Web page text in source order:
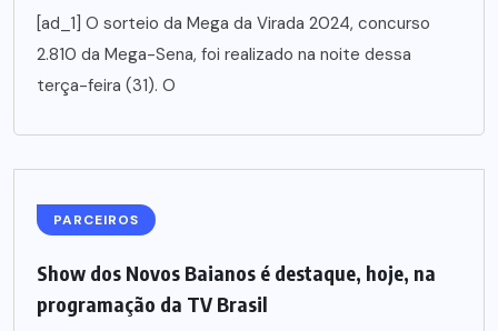
[ad_1] O sorteio da Mega da Virada 2024, concurso
2.810 da Mega-Sena, foi realizado na noite dessa
terça-feira (31). O
PARCEIROS
Show dos Novos Baianos é destaque, hoje, na
programação da TV Brasil